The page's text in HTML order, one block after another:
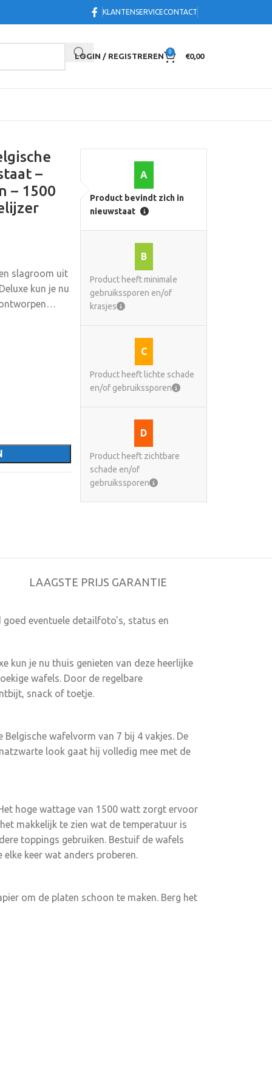
KLANTENSERVICECONTACT
LOGIN / REGISTREREN
0
€0,00
–
– 1500
slagroom uit
kun je nu
in een mum
je wafels
als ontbijt,
Deluxe
en
van 7 bij 4
zorgen
trends en
voor de
je jouw
ervoor
De lichtring
het
met
Wafelijzer
en
Berg het
voor je
A
Product bevindt zich in
nieuwstaat
B
Product heeft minimale
gebruikssporen en/of
krasjes
C
Product heeft lichte schade
en/of gebruikssporen
D
Product heeft zichtbare
schade en/of
gebruikssporen
LAAGSTE PRIJS GARANTIE
eventuele detailfoto's, status en
kun je nu thuis genieten van deze heerlijke
wafels. Door de regelbare
snack of toetje.
wafelvorm van 7 bij 4 vakjes. De
look gaat hij volledig mee met de
hoge wattage van 1500 watt zorgt ervoor
makkelijk te zien wat de temperatuur is
toppings gebruiken. Bestuif de wafels
keer wat anders proberen.
om de platen schoon te maken. Berg het